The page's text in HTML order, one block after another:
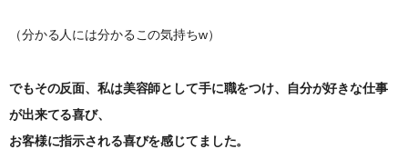
（分かる人には分かるこの気持ちw）
でもその反面、私は美容師として手に職をつけ、自分が好きな仕事
が出来てる喜び、
お客様に指示される喜びを感じてました。